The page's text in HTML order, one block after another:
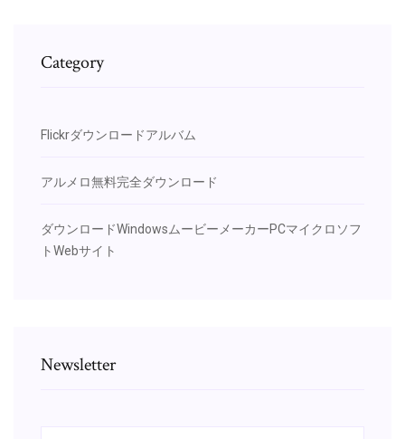
Category
Flickrダウンロードアルバム
アルメロ無料完全ダウンロード
ダウンロードWindowsムービーメーカーPCマイクロソフ
トWebサイト
Newsletter